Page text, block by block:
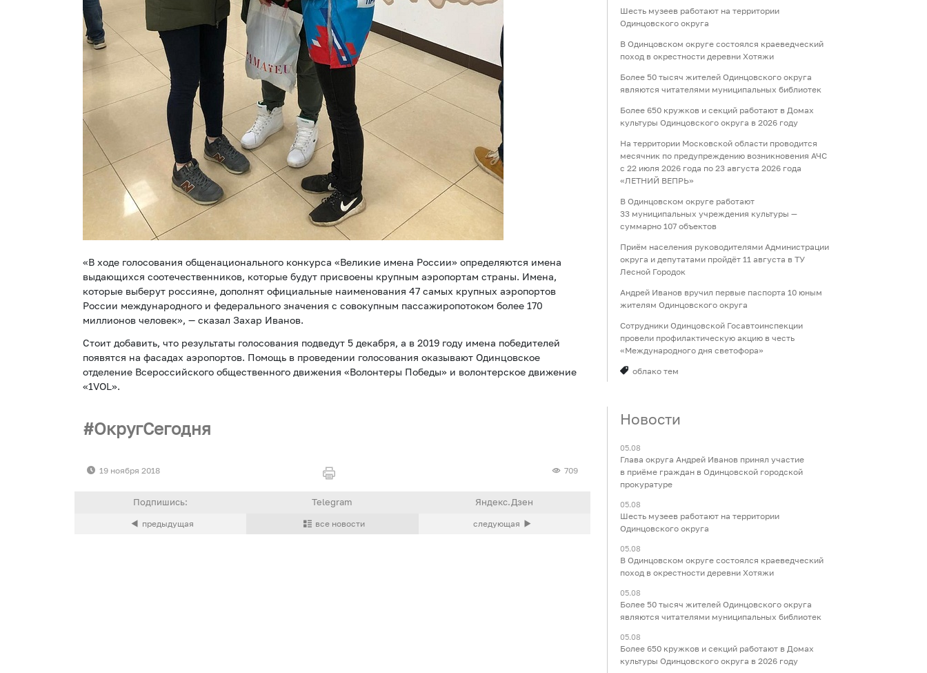
«В ходе голосования общенационального конкурса «Великие имена России» определяются имена
выдающихся соотечественников, которые будут присвоены крупным аэропортам страны. Имена,
которые выберут россияне, дополнят официальные наименования 47 самых крупных аэропортов
России международного и федерального значения с совокупным пассажиропотоком более 170
миллионов человек», — сказал Захар Иванов.
Стоит добавить, что результаты голосования подведут 5 декабря, а в 2019 году имена победителей
появятся на фасадах аэропортов. Помощь в проведении голосования оказывают Одинцовское
отделение Всероссийского общественного движения «Волонтеры Победы» и волонтерское движение
«1VOL».
ОкругСегодня
19 ноября 2018 709
Шесть музеев работают на территории
Одинцовского округа
В Одинцовском округе состоялся краеведческий
поход в окрестности деревни Хотяжи
Более 50 тысяч жителей Одинцовского округа
являются читателями муниципальных библиотек
Более 650 кружков и секций работают в Домах
культуры Одинцовского округа в 2026 году
На территории Московской области проводится
месячник по предупреждению возникновения АЧС
с 22 июля 2026 года по 23 августа 2026 года
«ЛЕТНИЙ ВЕПРЬ»
В Одинцовском округе работают
33 муниципальных учреждения культуры —
суммарно 107 объектов
Приём населения руководителями Администрации
округа и депутатами пройдёт 11 августа в ТУ
Лесной Городок
Андрей Иванов вручил первые паспорта 10 юным
жителям Одинцовского округа
Сотрудники Одинцовской Госавтоинспекции
провели профилактическую акцию в честь
«Международного дня светофора»
облако тем
Новости
05.08
Глава округа Андрей Иванов принял участие
в приёме граждан в Одинцовской городской
прокуратуре
05.08
Шесть музеев работают на территории
Одинцовского округа
05.08
В Одинцовском округе состоялся краеведческий
поход в окрестности деревни Хотяжи
05.08
Более 50 тысяч жителей Одинцовского округа
являются читателями муниципальных библиотек
05.08
Более 650 кружков и секций работают в Домах
культуры Одинцовского округа в 2026 году